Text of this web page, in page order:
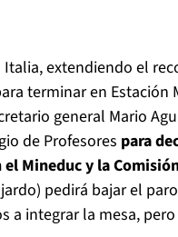
extendiendo el
terminar en Estación
general Mario
de Profesores para
Mineduc y la
pedirá bajar el
a integrar la mesa,